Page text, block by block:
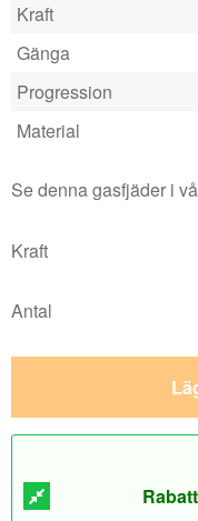
Kraft
Gänga
Progression
Material
Se denna gasfjäder i
Kraft
Antal
Rabatt